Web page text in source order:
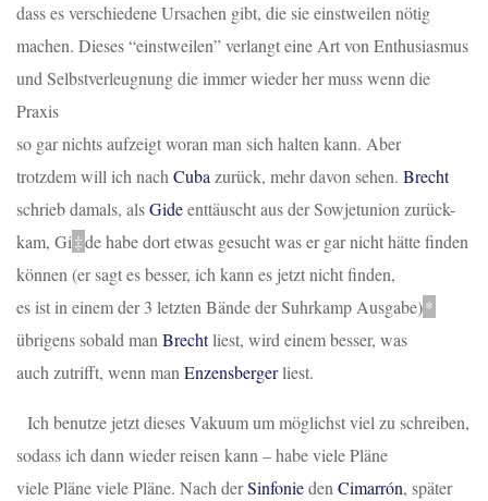
dass es verschiedene Ursachen gibt, die sie einstweilen nötig
machen. Dieses“einstweilen”verlangt eine Art von Enthusiasmus
und Selbstverleugnung die immer wieder her muss wenn die
Praxis
so gar nichts aufzeigt woran man sich halten kann. Aber
trotzdem will ich nach Cuba zurück, mehr davon sehen. Brecht
schrieb damals, alsGideenttäuscht aus der Sowjetunion zurück-
kam, Gi‡de habe dort etwas gesucht was er gar nicht hätte finden
können (er sagt es besser, ich kann es jetzt nicht finden,
es ist in einem der 3 letzten Bände der Suhrkamp Ausgabe)*
übrigens sobald man Brechtliest, wird einem besser, was
auch zutrifft, wenn man Enzensbergerliest.
Ich benutze jetzt dieses Vakuum um möglichst viel zu schreiben,
sodass ich dann wieder reisen kann – habe viele Pläne
viele Pläne viele Pläne. Nach derSinfonieden Cimarrón, später